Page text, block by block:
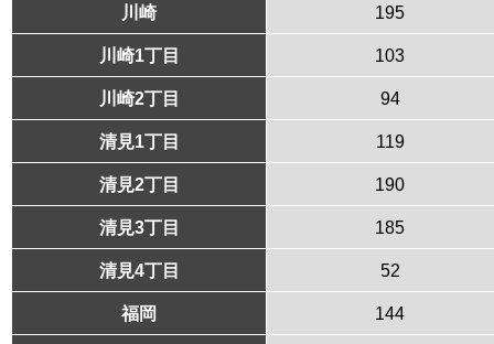
川崎 195
川崎1丁目 103
川崎2丁目 94
清見1丁目 119
清見2丁目 190
清見3丁目 185
清見4丁目 52
福岡 144